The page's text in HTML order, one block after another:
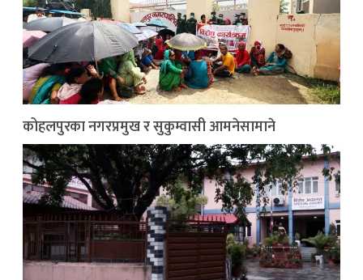
कोहलपुरका नगरप्रमुख र सुकुम्वासी आमनेसामाने